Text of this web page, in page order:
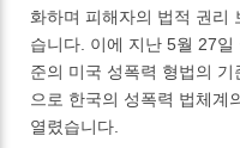
화하며 피해자의 법적 권리
습니다. 이에 지난 5월 27
준의 미국 성폭력 형법의
으로 한국의 성폭력 법체계
열렸습니다.